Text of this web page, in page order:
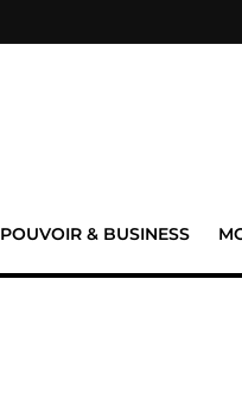
POUVOIR & BUSINESS